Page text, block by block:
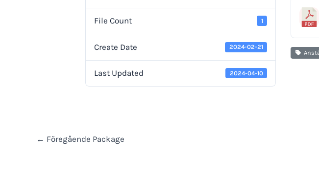
File Count 1
Create Date 2024-02-21
Last Updated 2024-04-10
← Föregående Package